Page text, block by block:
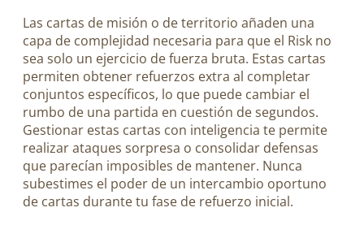
Las cartas de misión o de territorio añaden una
capa de complejidad necesaria para que el Risk no
sea solo un ejercicio de fuerza bruta. Estas cartas
permiten obtener refuerzos extra al completar
conjuntos específicos, lo que puede cambiar el
rumbo de una partida en cuestión de segundos.
Gestionar estas cartas con inteligencia te permite
realizar ataques sorpresa o consolidar defensas
que parecían imposibles de mantener. Nunca
subestimes el poder de un intercambio oportuno
de cartas durante tu fase de refuerzo inicial.